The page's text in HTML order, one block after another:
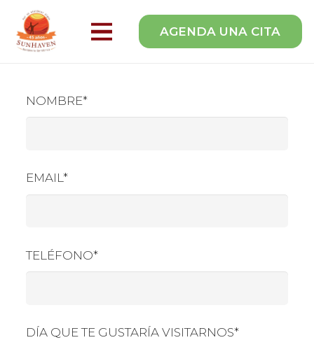
AGENDA UNA CITA
NOMBRE*
EMAIL*
TELÉFONO*
DÍA QUE TE GUSTARÍA VISITARNOS*